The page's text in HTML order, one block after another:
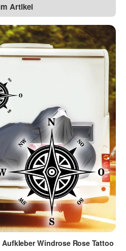
Artikel
Windrose Rose Tattoo